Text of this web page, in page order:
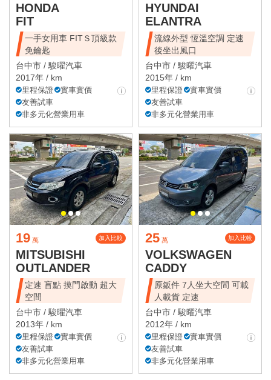
HONDA
FIT
一手女用車 FITＳ頂級款
免鑰匙
台中市 / 駿曜汽車
2017年 / km
里程保證
實車實價
友善試車
非多元化營業用車
HYUNDAI
ELANTRA
流線外型 恆溫空調 定速
後坐出風口
台中市 / 駿曜汽車
2015年 / km
里程保證
實車實價
友善試車
非多元化營業用車
19 萬 加入比較
MITSUBISHI
OUTLANDER
定速 盲點 摸門啟動 超大
空間
台中市 / 駿曜汽車
2013年 / km
里程保證
實車實價
友善試車
非多元化營業用車
25 萬 加入比較
VOLKSWAGEN
CADDY
原鈑件 7人坐大空間 可載
人載貨 定速
台中市 / 駿曜汽車
2012年 / km
里程保證
實車實價
友善試車
非多元化營業用車